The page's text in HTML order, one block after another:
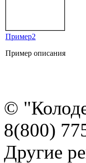
Пример2
Пример описания
©
8(800)
Другие